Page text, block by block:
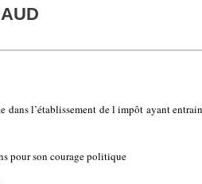
dans l’établissement de l impôt ayant
pour son courage politique